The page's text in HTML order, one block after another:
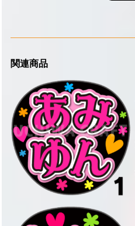
関連商品